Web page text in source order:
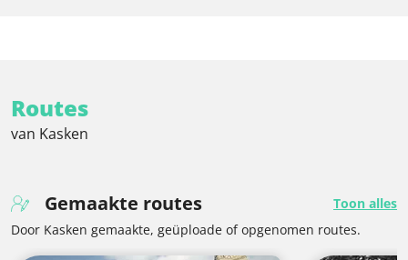
Routes
van Kasken
Gemaakte routes
Toon alles
Door Kasken gemaakte, geüploade of opgenomen routes.